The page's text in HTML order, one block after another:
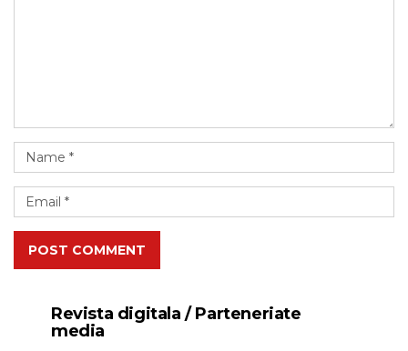
POST COMMENT
Revista digitala / Parteneriate
media